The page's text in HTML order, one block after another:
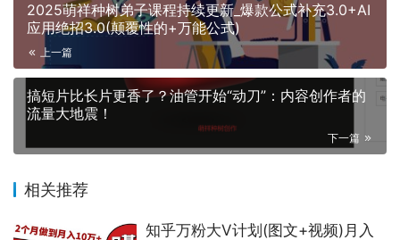
2025萌祥种树弟子课程持续更新_爆款公式补充3.0+AI
应用绝招3.0(颠覆性的+万能公式)
上一篇
搞短片比长片更香了？油管开始“动刀”：内容创作者的
流量大地震！
下一篇
相关推荐
知乎万粉大V计划(图文+视频)月入